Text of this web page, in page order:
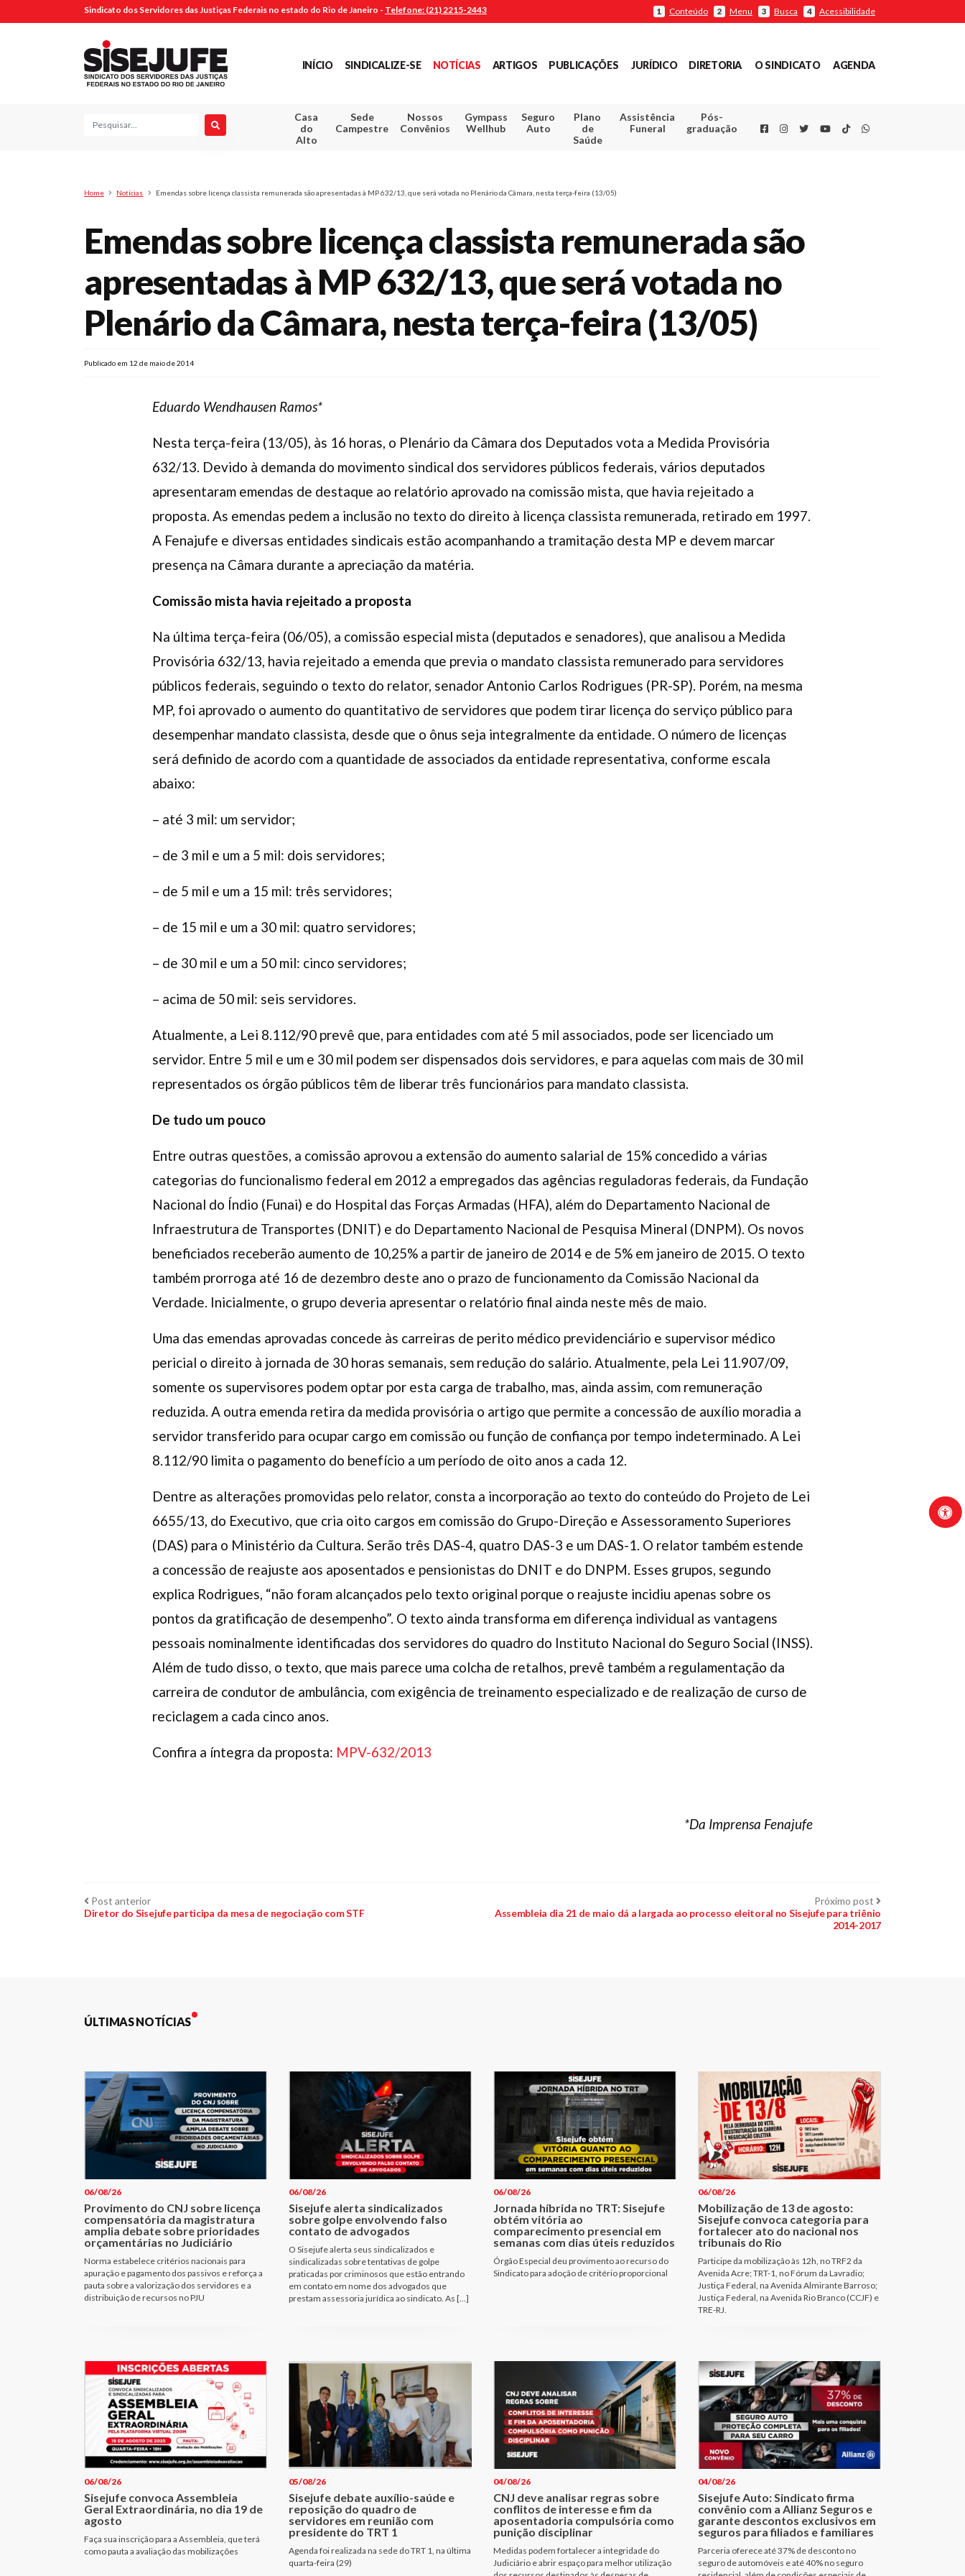
Sindicato dos Servidores das Justiças Federais no estado do Rio de Janeiro - Telefone: (21) 2215-2443 1 Conteúdo 2 Menu 3 Busca 4 Acessibilidade
INÍCIO SINDICALIZE-SE NOTÍCIAS ARTIGOS PUBLICAÇÕES JURÍDICO DIRETORIA O SINDICATO AGENDA
Pesquisa
Casa
do
Alto
Sede
Campestre
Nossos
Convênios
Gympass
Wellhub
Seguro
Auto
Plano
de
Saúde
Assistência
Funeral
Pós-
graduação
FacebookInstagram
TwitterYoutube
TikTokWhatsapp
Home Notícias Emendas sobre licença classista remunerada são apresentadas à MP 632/13, que será votada no Plenário da Câmara, nesta terça-feira (13/05)
Emendas sobre licença classista remunerada são
apresentadas à MP 632/13, que será votada no
Plenário da Câmara, nesta terça-feira (13/05)
Publicado em 12 de maio de 2014
Eduardo Wendhausen Ramos*
Nesta terça-feira (13/05), às 16 horas, o Plenário da Câmara dos Deputados vota a Medida Provisória
632/13. Devido à demanda do movimento sindical dos servidores públicos federais, vários deputados
apresentaram emendas de destaque ao relatório aprovado na comissão mista, que havia rejeitado a
proposta. As emendas pedem a inclusão no texto do direito à licença classista remunerada, retirado em 1997.
A Fenajufe e diversas entidades sindicais estão acompanhando a tramitação desta MP e devem marcar
presença na Câmara durante a apreciação da matéria.
Comissão mista havia rejeitado a proposta
Na última terça-feira (06/05), a comissão especial mista (deputados e senadores), que analisou a Medida
Provisória 632/13, havia rejeitado a emenda que previa o mandato classista remunerado para servidores
públicos federais, seguindo o texto do relator, senador Antonio Carlos Rodrigues (PR-SP). Porém, na mesma
MP, foi aprovado o aumento do quantitativo de servidores que podem tirar licença do serviço público para
desempenhar mandato classista, desde que o ônus seja integralmente da entidade. O número de licenças
será definido de acordo com a quantidade de associados da entidade representativa, conforme escala
abaixo:
– até 3 mil: um servidor;
– de 3 mil e um a 5 mil: dois servidores;
– de 5 mil e um a 15 mil: três servidores;
– de 15 mil e um a 30 mil: quatro servidores;
– de 30 mil e um a 50 mil: cinco servidores;
– acima de 50 mil: seis servidores.
Atualmente, a Lei 8.112/90 prevê que, para entidades com até 5 mil associados, pode ser licenciado um
servidor. Entre 5 mil e um e 30 mil podem ser dispensados dois servidores, e para aquelas com mais de 30 mil
representados os órgão públicos têm de liberar três funcionários para mandato classista.
De tudo um pouco
Entre outras questões, a comissão aprovou a extensão do aumento salarial de 15% concedido a várias
categorias do funcionalismo federal em 2012 a empregados das agências reguladoras federais, da Fundação
Nacional do Índio (Funai) e do Hospital das Forças Armadas (HFA), além do Departamento Nacional de
Infraestrutura de Transportes (DNIT) e do Departamento Nacional de Pesquisa Mineral (DNPM). Os novos
beneficiados receberão aumento de 10,25% a partir de janeiro de 2014 e de 5% em janeiro de 2015. O texto
também prorroga até 16 de dezembro deste ano o prazo de funcionamento da Comissão Nacional da
Verdade. Inicialmente, o grupo deveria apresentar o relatório final ainda neste mês de maio.
Uma das emendas aprovadas concede às carreiras de perito médico previdenciário e supervisor médico
pericial o direito à jornada de 30 horas semanais, sem redução do salário. Atualmente, pela Lei 11.907/09,
somente os supervisores podem optar por esta carga de trabalho, mas, ainda assim, com remuneração
reduzida. A outra emenda retira da medida provisória o artigo que permite a concessão de auxílio moradia a
servidor transferido para ocupar cargo em comissão ou função de confiança por tempo indeterminado. A Lei
8.112/90 limita o pagamento do benefício a um período de oito anos a cada 12.
Dentre as alterações promovidas pelo relator, consta a incorporação ao texto do conteúdo do Projeto de Lei
6655/13, do Executivo, que cria oito cargos em comissão do Grupo-Direção e Assessoramento Superiores
(DAS) para o Ministério da Cultura. Serão três DAS-4, quatro DAS-3 e um DAS-1. O relator também estende
a concessão de reajuste aos aposentados e pensionistas do DNIT e do DNPM. Esses grupos, segundo
explica Rodrigues, “não foram alcançados pelo texto original porque o reajuste incidiu apenas sobre os
pontos da gratificação de desempenho”. O texto ainda transforma em diferença individual as vantagens
pessoais nominalmente identificadas dos servidores do quadro do Instituto Nacional do Seguro Social (INSS).
Além de tudo disso, o texto, que mais parece uma colcha de retalhos, prevê também a regulamentação da
carreira de condutor de ambulância, com exigência de treinamento especializado e de realização de curso de
reciclagem a cada cinco anos.
Confira a íntegra da proposta: MPV-632/2013
*Da Imprensa Fenajufe
Navegação
Post anteriorPost
anterior:
Diretor do Sisejufe participa da mesa de negociação com STF
Próximo post Próximo
Assembleia dia 21 de maio dá a largada ao processo eleitoral no Sisejufe para triênio
2014-2017
ÚLTIMAS NOTÍCIAS
06/08/26
Provimento do CNJ sobre licença
compensatória da magistratura
amplia debate sobre prioridades
orçamentárias no Judiciário
Norma estabelece critérios nacionais para
apuração e pagamento dos passivos e reforça a
pauta sobre a valorização dos servidores e a
distribuição de recursos no PJU
06/08/26
Sisejufe alerta sindicalizados
sobre golpe envolvendo falso
contato de advogados
O Sisejufe alerta seus sindicalizados e
sindicalizadas sobre tentativas de golpe
praticadas por criminosos que estão entrando
em contato em nome dos advogados que
prestam assessoria jurídica ao sindicato. As […]
06/08/26
Jornada híbrida no TRT: Sisejufe
obtém vitória ao
comparecimento presencial em
semanas com dias úteis reduzidos
Órgão Especial deu provimento ao recurso do
Sindicato para adoção de critério proporcional
06/08/26
Mobilização de 13 de agosto:
Sisejufe convoca categoria para
fortalecer ato do nacional nos
tribunais do Rio
Participe da mobilização às 12h, no TRF2 da
Avenida Acre; TRT-1, no Fórum da Lavradio;
Justiça Federal, na Avenida Almirante Barroso;
Justiça Federal, na Avenida Rio Branco (CCJF) e
TRE-RJ.
06/08/26
Sisejufe convoca Assembleia
Geral Extraordinária, no dia 19 de
agosto
Faça sua inscrição para a Assembleia, que terá
como pauta a avaliação das mobilizações
05/08/26
Sisejufe debate auxílio-saúde e
reposição do quadro de
servidores em reunião com
presidente do TRT 1
Agenda foi realizada na sede do TRT 1, na última
quarta-feira (29)
04/08/26
CNJ deve analisar regras sobre
conflitos de interesse e fim da
aposentadoria compulsória como
punição disciplinar
Medidas podem fortalecer a integridade do
Judiciário e abrir espaço para melhor utilização
04/08/26
Sisejufe Auto: Sindicato firma
convênio com a Allianz Seguros e
garante descontos exclusivos em
seguros para filiados e familiares
Parceria oferece até 37% de desconto no
seguro de automóveis e até 40% no seguro